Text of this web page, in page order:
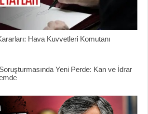
Hava Kuvvetleri Komutanı
Yeni Perde: Kan ve İdrar